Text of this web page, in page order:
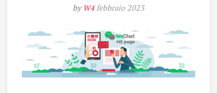
by W4 febbraio 2023